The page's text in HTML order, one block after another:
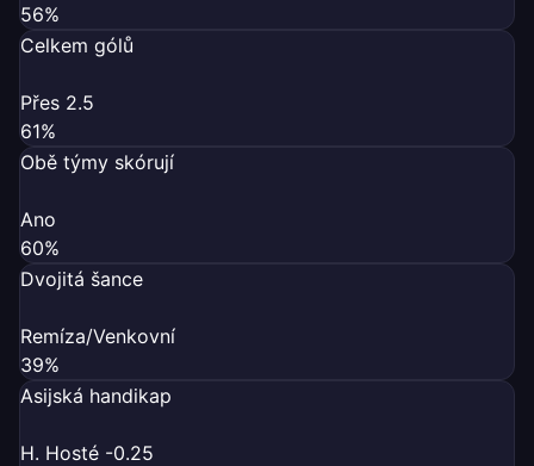
56%
Celkem gólů
Přes 2.5
61%
Obě týmy skórují
Ano
60%
Dvojitá šance
Remíza/Venkovní
39%
Asijská handikap
H. Hosté -0.25